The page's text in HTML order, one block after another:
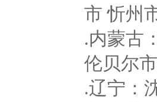
市 忻州
.内蒙古
伦贝尔
.辽宁：